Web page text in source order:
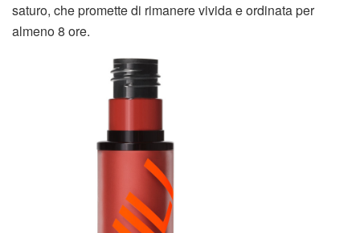
saturo, che promette di rimanere vivida e ordinata per
almeno 8 ore.